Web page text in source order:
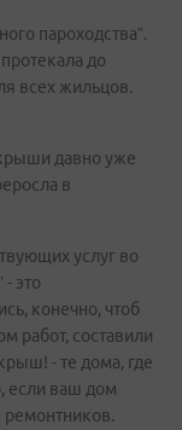
пароходства”.
до
всех жильцов.
давно уже
в
услуг во
это
конечно, чтоб
работ, составили
- те дома, где
если ваш дом
ремонтников.